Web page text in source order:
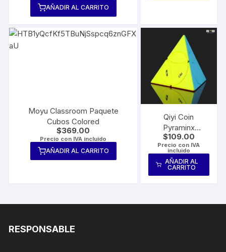
AÑADIR AL CARRITO
Moyu Classroom Paquete
Cubos Colored
$369.00
Precio con IVA incluido
AÑADIR AL CARRITO
Qiyi Coin
Pyraminx
Colored
$109.00
Precio con IVA
incluido
AÑADIR AL
CARRITO
RESPONSABLE